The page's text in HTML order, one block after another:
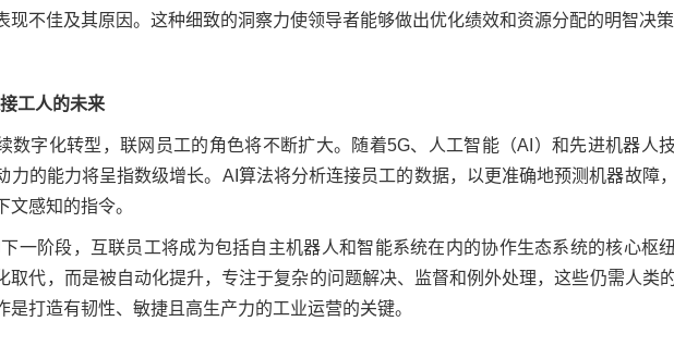
现不佳及其原因。这种细致的洞察力使领导者能够做出优化绩效和资源分配的明智决策
工人的未来
数字化转型，联网员工的角色将不断扩大。随着5G、人工智能（AI）和先进机器人
力的能力将呈指数级增长。AI算法将分析连接员工的数据，以更准确地预测机器故障
文感知的指令。
一阶段，互联员工将成为包括自主机器人和智能系统在内的协作生态系统的核心枢纽
取代，而是被自动化提升，专注于复杂的问题解决、监督和例外处理，这些仍需人类的
是打造有韧性、敏捷且高生产力的工业运营的关键。